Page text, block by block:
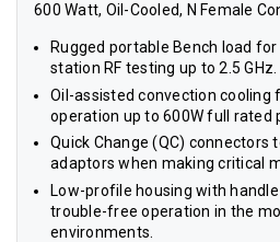
600 Watt, Oil-Cooled, N Female
Rugged portable Bench load
station RF testing up to 2.5 GHz.
Oil-assisted convection cooling
operation up to 600W full rated
Quick Change (QC)
adaptors when making critical
Low-profile housing with
trouble-free operation in the
environments.